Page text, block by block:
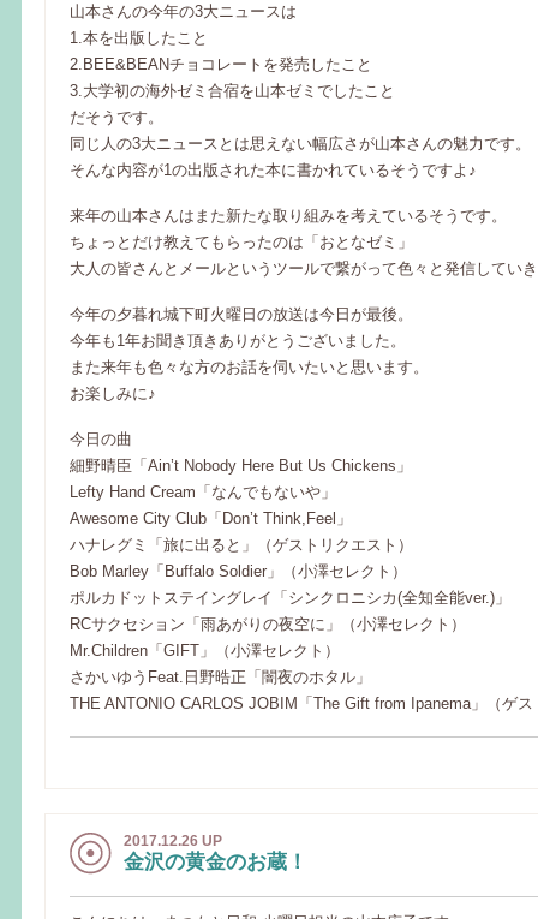
山本さんの今年の3大ニュースは
1.本を出版したこと
2.BEE&BEANチョコレートを発売したこと
3.大学初の海外ゼミ合宿を山本ゼミでしたこと
だそうです。
同じ人の3大ニュースとは思えない幅広さが山本さんの魅力です。
そんな内容が1の出版された本に書かれているそうですよ♪
来年の山本さんはまた新たな取り組みを考えているそうです。
ちょっとだけ教えてもらったのは「おとなゼミ」
大人の皆さんとメールというツールで繋がって色々と発信してい
今年の夕暮れ城下町火曜日の放送は今日が最後。
今年も1年お聞き頂きありがとうございました。
また来年も色々な方のお話を伺いたいと思います。
お楽しみに♪
今日の曲
細野晴臣「Ain’t Nobody Here But Us Chickens」
Lefty Hand Cream「なんでもないや」
Awesome City Club「Don’t Think,Feel」
ハナレグミ「旅に出ると」（ゲストリクエスト）
Bob Marley「Buffalo Soldier」（小澤セレクト）
ポルカドットステイングレイ「シンクロニシカ(全知全能ver.)」
RCサクセション「雨あがりの夜空に」（小澤セレクト）
Mr.Children「GIFT」（小澤セレクト）
さかいゆうFeat.日野晧正「闇夜のホタル」
THE ANTONIO CARLOS JOBIM「The Gift from Ipanema」（ゲス
2017.12.26 UP
金沢の黄金のお蔵！